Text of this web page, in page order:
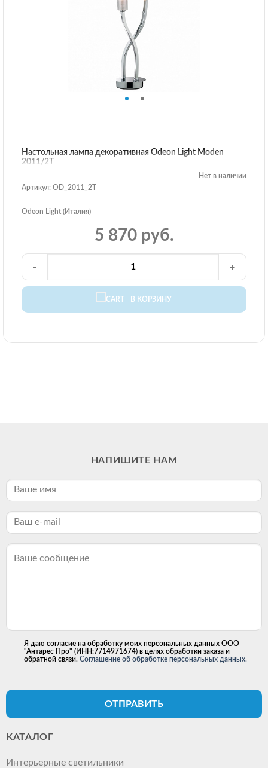
Настольная лампа декоративная Odeon Light Moden
2011/2T
Нет в наличии
Артикул: OD_2011_2T
Odeon Light (Италия)
5 870 руб.
В КОРЗИНУ
- +
НАПИШИТЕ НАМ
Я даю согласие на обработку моих персональных данных ООО
"Антарес Про" (ИНН:7714971674) в целях обработки заказа и
обратной связи. Соглашение об обработке персональных данных.
ОТПРАВИТЬ
КАТАЛОГ
Интерьерные светильники